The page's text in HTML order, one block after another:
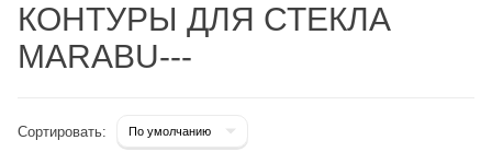
КОНТУРЫ ДЛЯ СТЕКЛА
MARABU---
Сортировать: